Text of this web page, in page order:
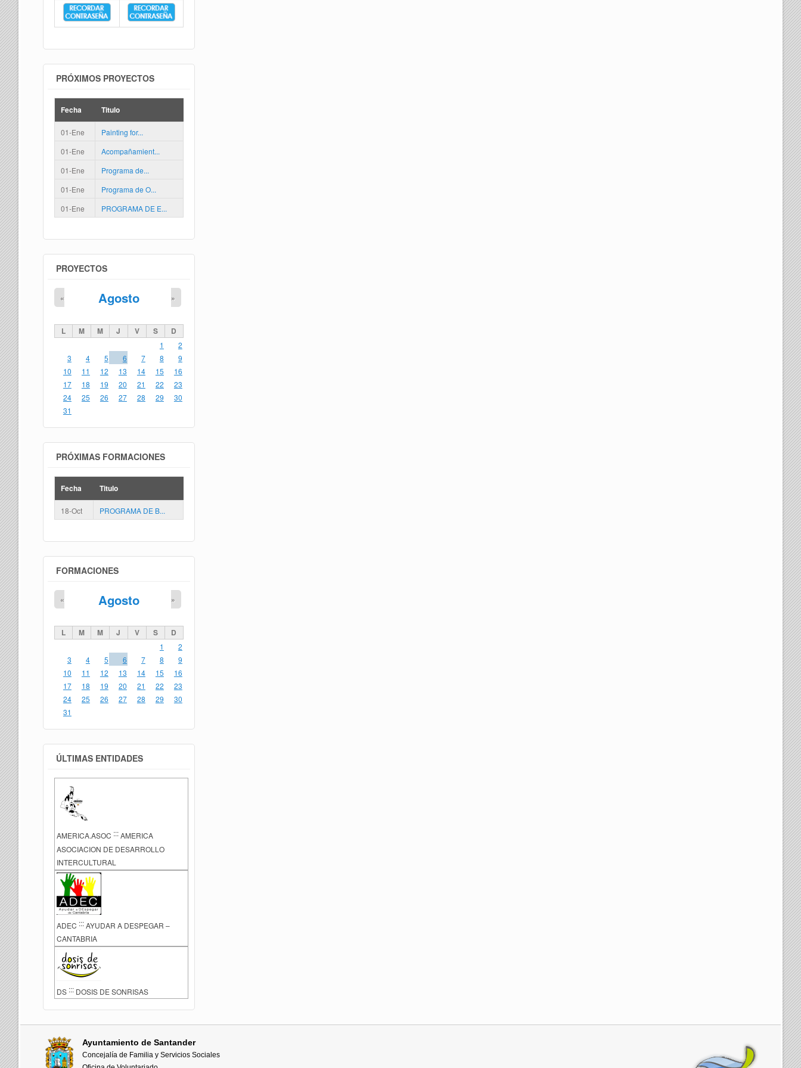
PRÓXIMOS PROYECTOS
Fecha Titulo
01-Ene
Painting for...
01-Ene
Acompañamient...
01-Ene
Programa de...
01-Ene
Programa de O...
01-Ene
PROGRAMA DE E...
PROYECTOS
Agosto
« »
L M M J V S D
1
2
3
4 5 6 7 8
9
10
11 12 13 14 15
16
17
18 19 20 21 22
23
24
25 26 27 28 29
30
31
PRÓXIMAS FORMACIONES
Fecha Titulo
18-Oct PROGRAMA DE B...
FORMACIONES
Agosto
« »
L M M J V S D
1
2
3
4 5 6 7 8
9
10
11 12 13 14 15
16
17
18 19 20 21 22
23
24
25 26 27 28 29
30
31
ÚLTIMAS ENTIDADES
AMERICA.ASOC :::AMERICA
ASOCIACION DE DESARROLLO
INTERCULTURAL
ADEC ::: AYUDAR A DESPEGAR –
CANTABRIA
DS ::: DOSIS DE SONRISAS
Ayuntamiento de Santander
Concejalía de Familia y Servicios Sociales